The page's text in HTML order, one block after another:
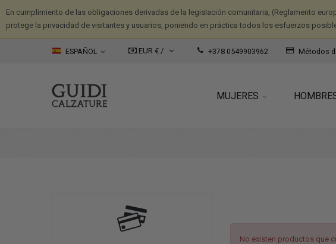
En cumplimiento de las obligaciones derivadas de la legislación comunitaria, (Reglamento
protege la privacidad de visitantes y usuarios, poniendo en práctica todos los esfuerzos
ESPAÑOL EUR € / +378 0549903962 Métodos
MUJERES
No existen productos que